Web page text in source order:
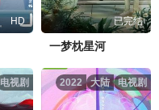
HD 已完结
一梦枕星河
电视剧 电视剧
大陆
2022